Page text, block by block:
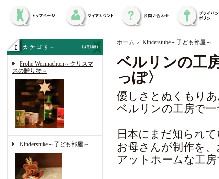
Frohe Weihnachten～クリスマ
スの贈り物～
Kinderstube～子ども部屋～
ホーム ＞ Kinderstube～子ども部屋～
ベルリンの工
っぽ〉
優しさとぬくもり
ベルリンの工房で
日本にまだ知られ
お母さんが制作を
アットホームな工